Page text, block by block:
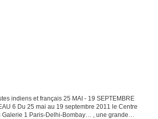
indiens et français 25 MAI - 19 SEPTEMBRE
6 Du 25 mai au 19 septembre 2011 le Centre
Galerie 1 Paris-Delhi-Bombay… , une grande